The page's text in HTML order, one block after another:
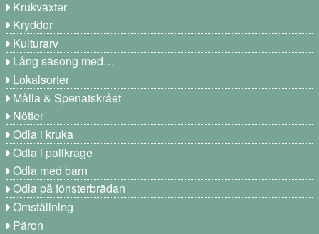
Krukväxter
Kryddor
Kulturarv
Lång säsong med…
Lokalsorter
Målla & Spenatskrået
Nötter
Odla i kruka
Odla i pallkrage
Odla med barn
Odla på fönsterbrädan
Omställning
Päron